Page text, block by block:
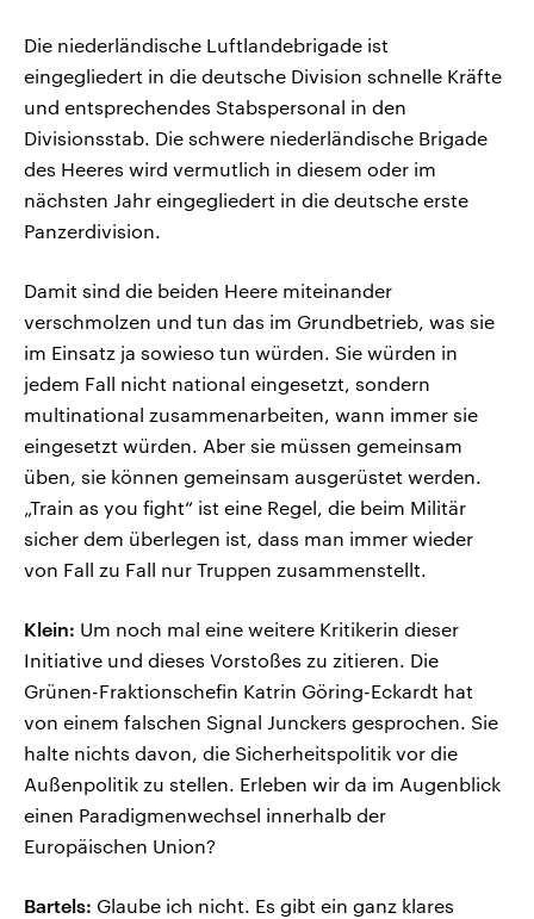
Die niederländische Luftlandebrigade ist
eingegliedert in die deutsche Division schnelle Kräfte
und entsprechendes Stabspersonal in den
Divisionsstab. Die schwere niederländische Brigade
des Heeres wird vermutlich in diesem oder im
nächsten Jahr eingegliedert in die deutsche erste
Panzerdivision.
Damit sind die beiden Heere miteinander
verschmolzen und tun das im Grundbetrieb, was sie
im Einsatz ja sowieso tun würden. Sie würden in
jedem Fall nicht national eingesetzt, sondern
multinational zusammenarbeiten, wann immer sie
eingesetzt würden. Aber sie müssen gemeinsam
üben, sie können gemeinsam ausgerüstet werden.
„Train as you fight“ ist eine Regel, die beim Militär
sicher dem überlegen ist, dass man immer wieder
von Fall zu Fall nur Truppen zusammenstellt.
Klein: Um noch mal eine weitere Kritikerin dieser
Initiative und dieses Vorstoßes zu zitieren. Die
Grünen-Fraktionschefin Katrin Göring-Eckardt hat
von einem falschen Signal Junckers gesprochen. Sie
halte nichts davon, die Sicherheitspolitik vor die
Außenpolitik zu stellen. Erleben wir da im Augenblick
einen Paradigmenwechsel innerhalb der
Europäischen Union?
Bartels: Glaube ich nicht. Es gibt ein ganz klares